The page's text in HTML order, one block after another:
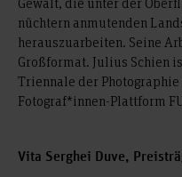
nüchtern anmutenden
herauszuarbeiten. Seine
Großformat. Julius Schien
Triennale der
Fotograf*innen-Plattform
Vita Serghei Duve,